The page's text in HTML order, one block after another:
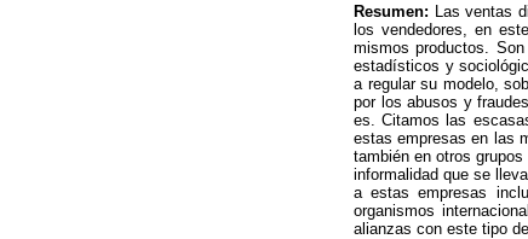
Resumen: Las ventas
los vendedores, en
mismos productos.
estadísticos y
a regular su modelo,
por los abusos y
es. Citamos las
estas empresas en las
también en otros
informalidad que se
a estas empresas
organismos
alianzas con este tipo